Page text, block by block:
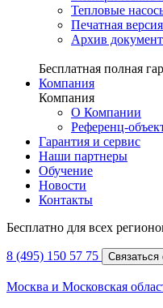
Тепловые
Печатная
Архив
Бесплатная полная
Компания
Компания
О Компании
Референц-
Гарантия и сервис
Наши партнеры
Обучение
Новости
Контакты
Бесплатно для всех
8 (495) 150 57 75 Связаться
Москва и Московская